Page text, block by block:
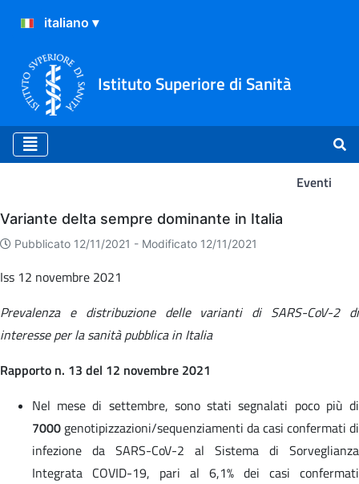
Istituto Superiore di Sanità
Eventi
Eventi
Variante delta sempre dominante in Italia
Pubblicato 12/11/2021 - Modificato 12/11/2021
Iss 12 novembre 2021
Prevalenza e distribuzione delle varianti di SARS-CoV-2 di
interesse per la sanità pubblica in Italia
Rapporto n. 13 del 12 novembre 2021
Nel mese di settembre, sono stati segnalati poco più di
7000 genotipizzazioni/sequenziamenti da casi confermati di
infezione da SARS-CoV-2 al Sistema di Sorveglianza
Integrata COVID-19, pari al 6,1% dei casi confermati